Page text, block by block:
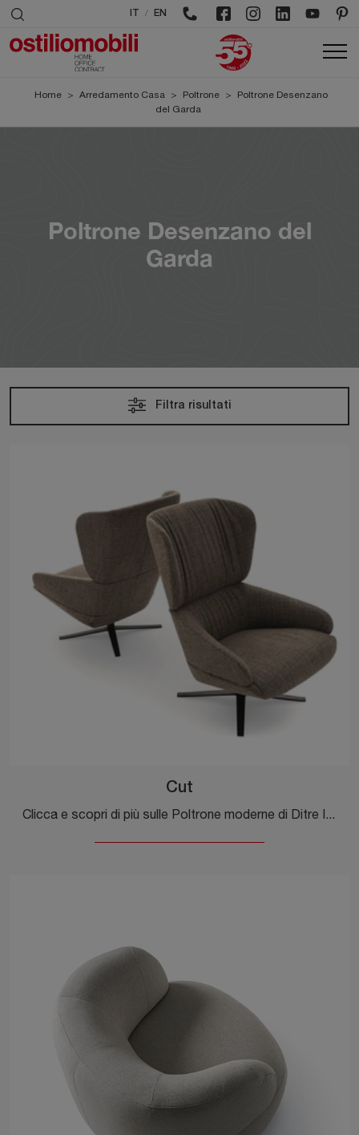
/ EN
Home > Arredamento Casa > Poltrone >
Poltrone Desenzano
del Garda
Poltrone Desenzano del
Garda
Filtra risultati
Cut
Clicca e scopri di più sulle Poltrone moderne di Ditre Italia! Differenti modelli in tessuto, come Cut, ti aspettano.